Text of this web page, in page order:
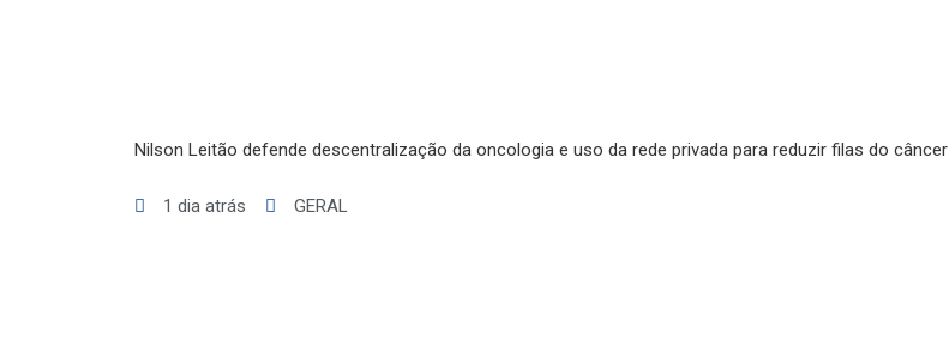
Nilson Leitão defende descentralização da oncologia e uso da rede privada para reduzir filas do câncer
1 dia atrás GERAL